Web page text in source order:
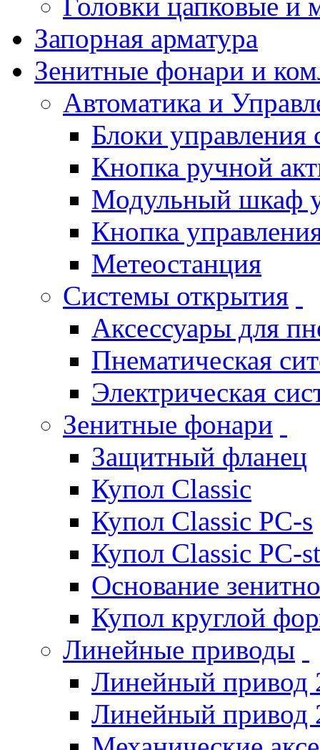
Запорная арматура
Зенитные фонари и
Автоматика и
Блоки
Кнопка ручной
Модульный шкаф
Кнопка
Метеостанция
Системы открытия
Аксессуары для
Пнематическая
Электрическая
Зенитные фонари
Защитный фланец
Купол Classic
Купол Classic PC-s
Купол Classic PC-st
Основание
Купол круглой
Линейные приводы
Линейный привод
Линейный привод